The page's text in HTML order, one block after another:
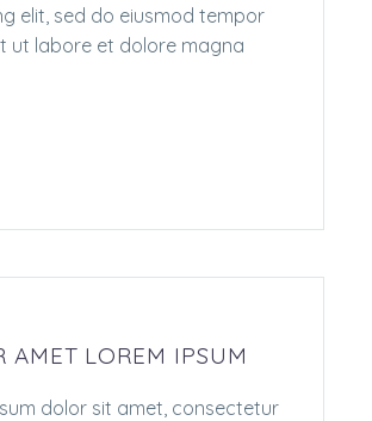
elit, sed do eiusmod tempor
ut labore et dolore magna
AMET LOREM IPSUM
dolor sit amet, consectetur